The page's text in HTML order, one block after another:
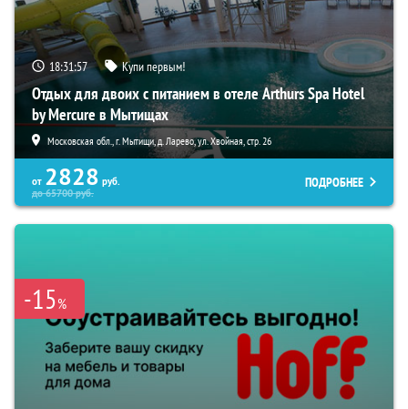
18:31:56 Купи первым!
Отдых для двоих с питанием в отеле Arthurs Spa Hotel
by Mercure в Мытищах
Московская обл., г. Мытищи, д. Ларево, ул. Хвойная, стр. 26
от 2828 руб.
до65700руб.
ПОДРОБНЕЕ
-15%